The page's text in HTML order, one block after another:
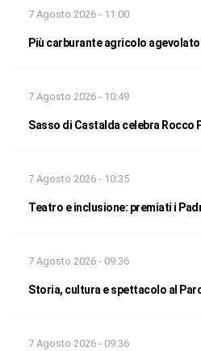
7 Agosto 2026 - 11:00
Più carburante agricolo
7 Agosto 2026 - 10:49
Sasso di Castalda celebra Rocco
7 Agosto 2026 - 10:35
Teatro e inclusione: premiati i
7 Agosto 2026 - 09:36
Storia, cultura e spettacolo al
7 Agosto 2026 - 09:36